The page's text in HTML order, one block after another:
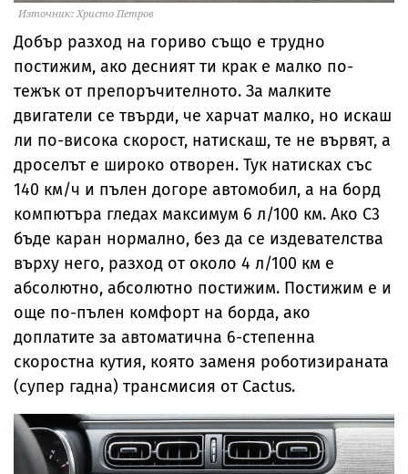
Източник: Христо Петров
Добър разход на гориво също е трудно
постижим, ако десният ти крак е малко по-
тежък от препоръчителното. За малките
двигатели се твърди, че харчат малко, но искаш
ли по-висока скорост, натискаш, те не вървят, а
дроселът е широко отворен. Тук натисках със
140 км/ч и пълен догоре автомобил, а на борд
компютъра гледах максимум 6 л/100 км. Ако С3
бъде каран нормално, без да се издевателства
върху него, разход от около 4 л/100 км е
абсолютно, абсолютно постижим. Постижим е и
още по-пълен комфорт на борда, ако
доплатите за автоматична 6-степенна
скоростна кутия, която заменя роботизираната
(супер гадна) трансмисия от Cactus.